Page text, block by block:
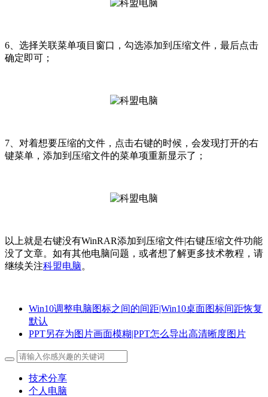
6、选择关联菜单项目窗口，勾选添加到压缩文件，最后点击
确定即可；
7、对着想要压缩的文件，点击右键的时候，会发现打开的右
键菜单，添加到压缩文件的菜单项重新显示了；
以上就是右键没有WinRAR添加到压缩文件|右键压缩文件功能
没了文章。如有其他电脑问题，或者想了解更多技术教程，请
继续关注科盟电脑。
Win10调整电脑图标之间的间距|Win10桌面图标间距恢复
默认
PPT另存为图片画面模糊|PPT怎么导出高清晰度图片
技术分享
个人电脑